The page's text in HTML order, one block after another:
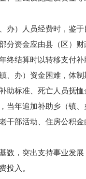
办）人员经费时，鉴于
分资金应由县（区）
终结算时以转移支付补
、办）资金困难，体
助标准、死亡人员抚
当年追加补助乡（镇
干部活动、住房公积
数，突出支持事业发展
投入。